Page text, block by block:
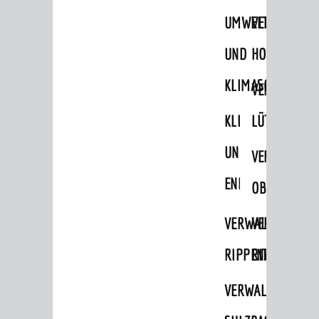
UMWELT-
UND
KLIMASCHUTZ
KLIMASCHUTZ
UND
RIPPENWEIER